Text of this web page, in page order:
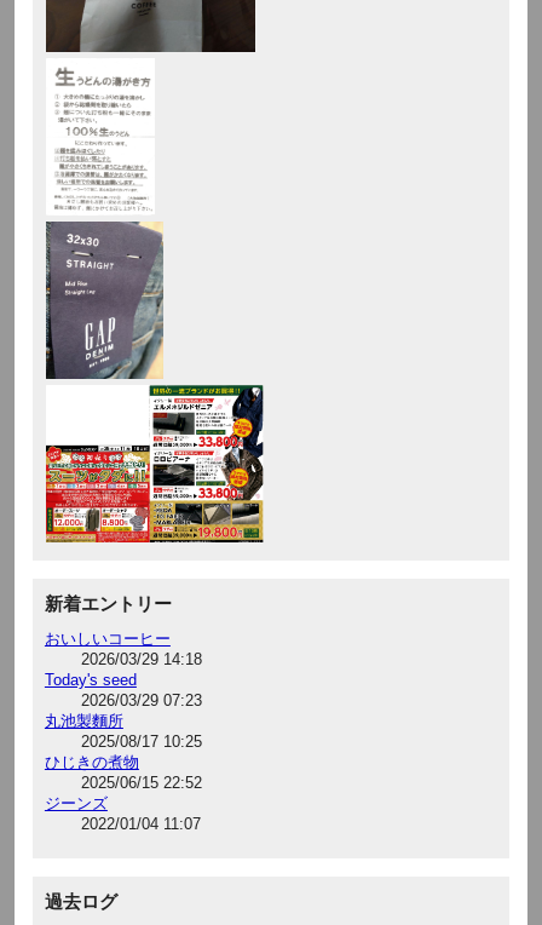
新着エントリー
おいしいコーヒー
2026/03/29 14:18
Today's seed
2026/03/29 07:23
丸池製麵所
2025/08/17 10:25
ひじきの煮物
2025/06/15 22:52
ジーンズ
2022/01/04 11:07
過去ログ